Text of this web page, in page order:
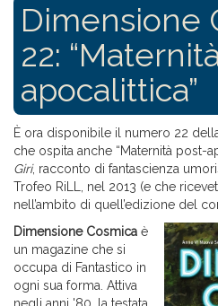
Dimensione
22:
apocalittica”
È ora disponibile il numero 22
che ospita anche “Maternità post-
Giri, racconto di fantascienza
Trofeo RiLL, nel 2013 (e che
nell’ambito di quell’edizione del
Dimensione Cosmica è
un magazine che si
occupa di Fantastico in
ogni sua forma. Attiva